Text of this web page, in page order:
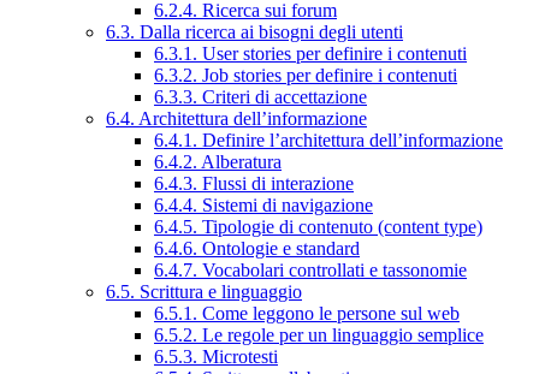
6.2.4. Ricerca sui forum
6.3. Dalla ricerca ai bisogni degli utenti
6.3.1. User stories per definire i contenuti
6.3.2. Job stories per definire i contenuti
6.3.3. Criteri di accettazione
6.4. Architettura dell’informazione
6.4.1. Definire l’architettura dell’informazione
6.4.2. Alberatura
6.4.3. Flussi di interazione
6.4.4. Sistemi di navigazione
6.4.5. Tipologie di contenuto (content type)
6.4.6. Ontologie e standard
6.4.7. Vocabolari controllati e tassonomie
6.5. Scrittura e linguaggio
6.5.1. Come leggono le persone sul web
6.5.2. Le regole per un linguaggio semplice
6.5.3. Microtesti